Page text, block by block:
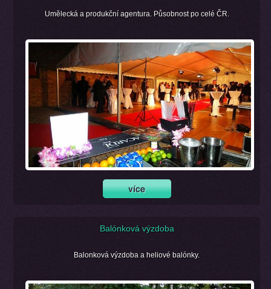
Umělecká a produkční agentura. Působnost po celé ČR.
Balónková výzdoba
Balonková výzdoba a heliové balónky.